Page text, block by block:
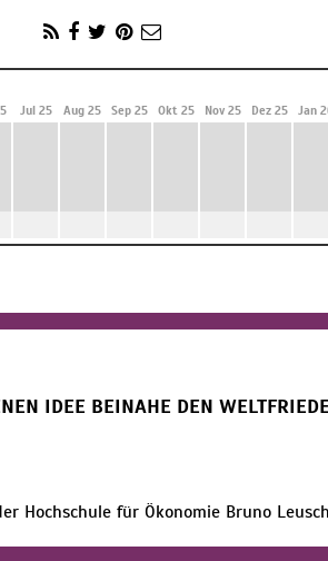
Jul 25 Aug 25 Sep 25 Okt 25 Nov 25 Dez 25 Jan
IDEE BEINAHE DEN
Hochschule für Ökonomie Bruno
in der Staatlichen Plankommission